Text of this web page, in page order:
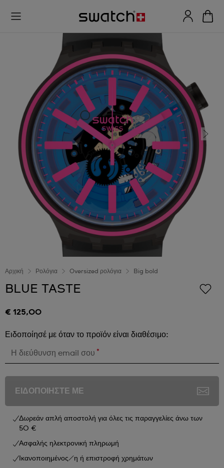
Αρχική Ρολόγια Oversized ρολόγια Big bold
BLUE TASTE
€ 125,00
Ειδοποίησέ με όταν το προϊόν είναι διαθέσιμο:
Η διεύθυνση email σου *
ΕΙΔΟΠΟΙΗΣΤΕ ΜΕ
Δωρεάν απλή αποστολή για όλες τις παραγγελίες άνω των
50 €
Ασφαλής ηλεκτρονική πληρωμή
Ικανοποιημένος/η ή επιστροφή χρημάτων